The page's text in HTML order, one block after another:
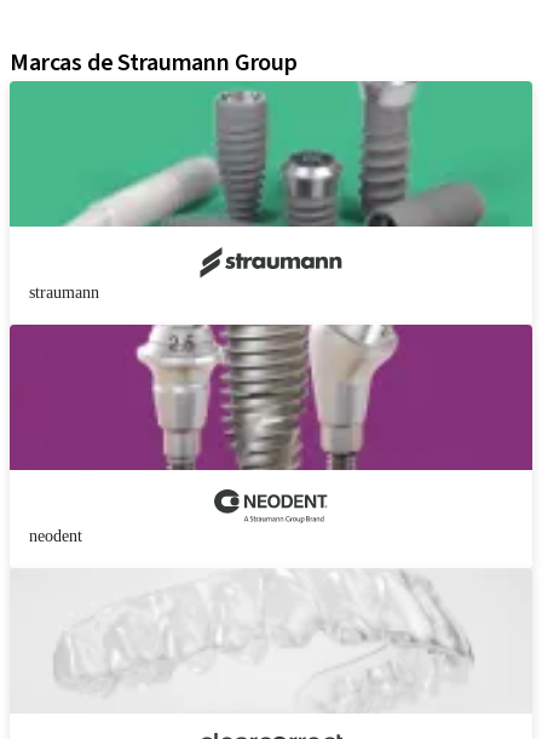
Marcas de Straumann Group
straumann
neodent